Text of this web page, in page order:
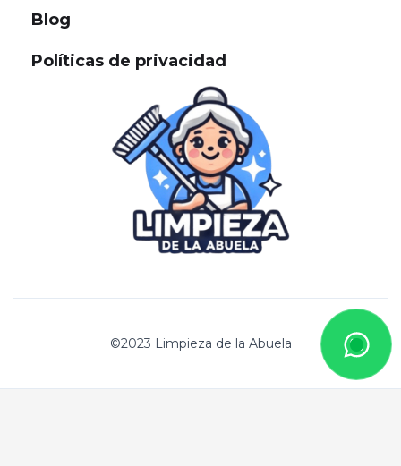
Blog
Políticas de privacidad
©2023 Limpieza de la Abuela